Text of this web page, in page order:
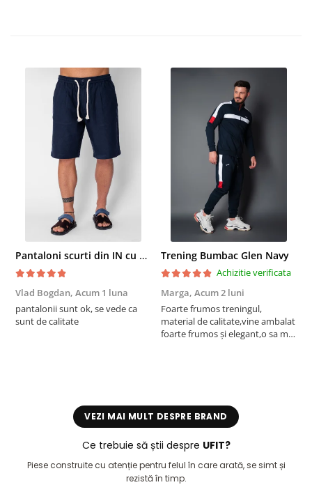
Pantaloni scurti din IN cu nasture si snur Navy
Vlad Bogdan, Acum 1 luna
pantalonii sunt ok, se vede ca
sunt de calitate
Trening Bumbac Glen Navy
Achizitie verificata
Marga, Acum 2 luni
Foarte frumos treningul,
material de calitate,vine ambalat
foarte frumos și elegant,o sa mai
VEZI MAI MULT DESPRE BRAND
Ce trebuie să știi despre UFIT?
Piese construite cu atenție pentru felul în care arată, se simt și
rezistă în timp.